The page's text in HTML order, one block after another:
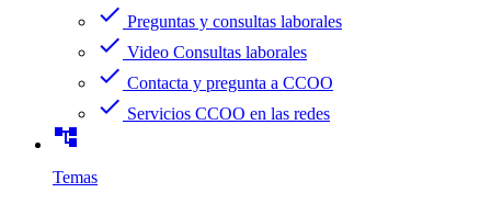
check Preguntas y consultas laborales
check Video Consultas laborales
check Contacta y pregunta a CCOO
check Servicios CCOO en las redes
account_tree
Temas